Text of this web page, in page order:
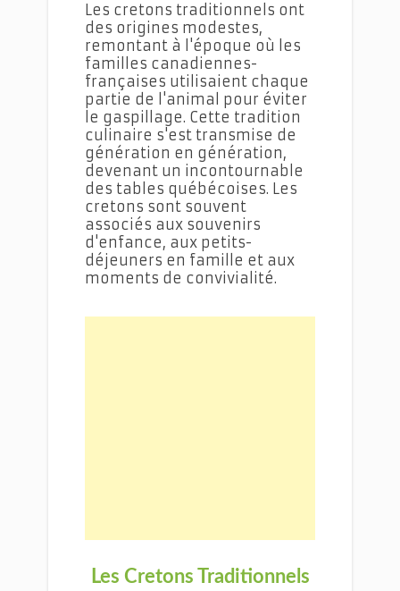
Les cretons traditionnels ont
des origines modestes,
remontant à l'époque où les
familles canadiennes-
françaises utilisaient chaque
partie de l'animal pour éviter
le gaspillage. Cette tradition
culinaire s'est transmise de
génération en génération,
devenant un incontournable
des tables québécoises. Les
cretons sont souvent
associés aux souvenirs
d'enfance, aux petits-
déjeuners en famille et aux
moments de convivialité.
Les Cretons Traditionnels